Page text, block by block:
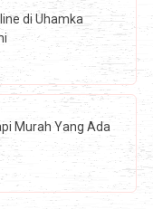
di Uhamka
Murah Yang Ada